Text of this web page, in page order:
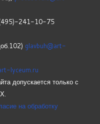
241-10-75
glavbuh@art-
lyceum.ru
допускается только с
на обработку